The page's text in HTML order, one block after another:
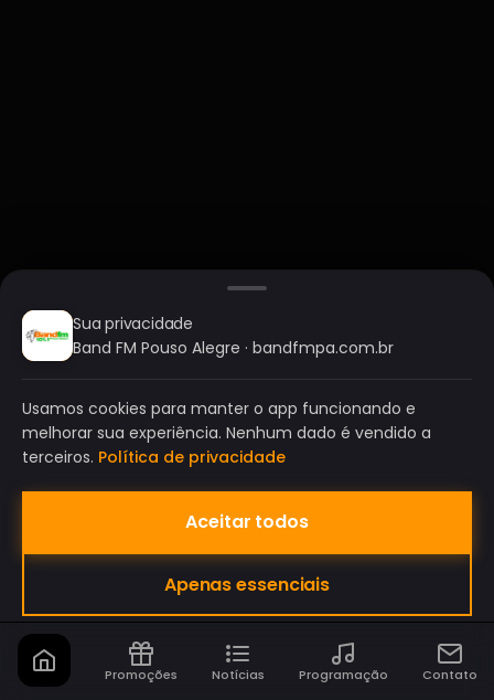
BAND FM POUSO ALEGRE
A SUA RÁDIO DO SEU JEITO!
Sua privacidade
Band FM Pouso Alegre · bandfmpa.com.br
Usamos cookies para manter o app funcionando e
melhorar sua experiência. Nenhum dado é vendido a
terceiros. Política de privacidade
Aceitar todos
Apenas essenciais
Promoções Notícias Programação Contato